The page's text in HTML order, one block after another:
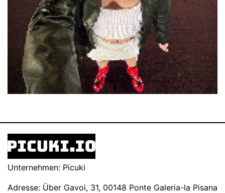
Unternehmen: Picuki
Adresse: Über Gavoi, 31, 00148 Ponte Galeria-la Pisana